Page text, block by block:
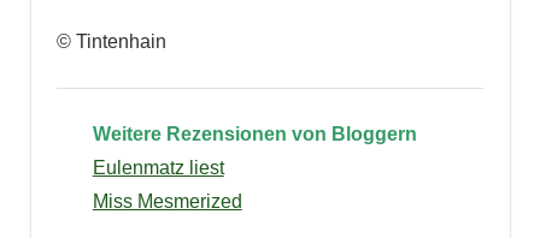
© Tintenhain
Weitere Rezensionen von Bloggern
Eulenmatz liest
Miss Mesmerized